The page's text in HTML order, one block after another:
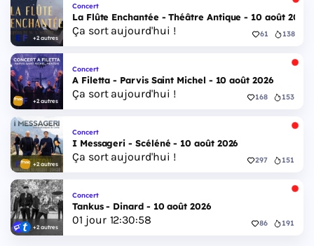
+2 autres
Concert
La Flûte Enchantée - Théâtre Antique - 10 août 2026
Ça sort aujourd'hui ! 61 138
+2 autres
Concert
A Filetta - Parvis Saint Michel - 10 août 2026
Ça sort aujourd'hui ! 168 153
+2 autres
Concert
I Messageri - Scéléné - 10 août 2026
Ça sort aujourd'hui ! 297 151
+2 autres
Concert
Tankus - Dinard - 10 août 2026
01 jour 12:30:57 86 191